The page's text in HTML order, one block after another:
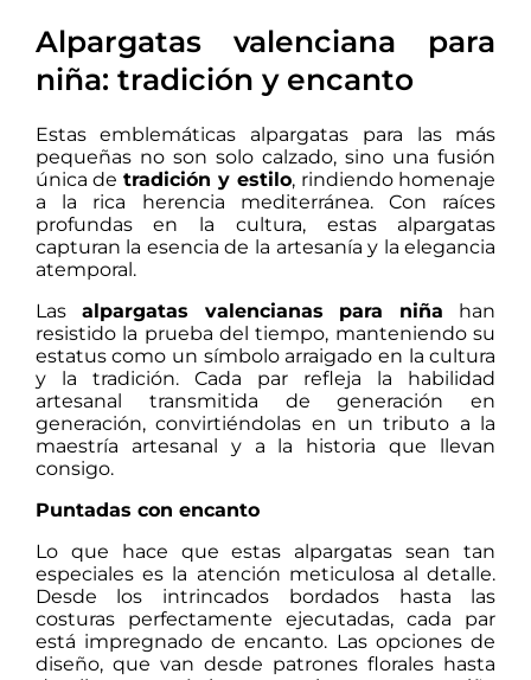
Alpargatas valenciana para
niña: tradición y encanto
Estas emblemáticas alpargatas para las más
pequeñas no son solo calzado, sino una fusión
única detradición y estilo, rindiendo homenaje
a la rica herencia mediterránea. Con raíces
profundas en la cultura, estas alpargatas
capturan la esencia de la artesanía y la elegancia
atemporal.
Las alpargatas valencianas para niña han
resistido la prueba del tiempo, manteniendo su
estatus como un símbolo arraigado en la cultura
y la tradición. Cada par refleja la habilidad
artesanal transmitida de generación en
generación, convirtiéndolas en un tributo a la
maestría artesanal y a la historia que llevan
consigo.
Puntadas con encanto
Lo que hace que estas alpargatas sean tan
especiales es la atención meticulosa al detalle.
Desde los intrincados bordados hasta las
costuras perfectamente ejecutadas, cada par
está impregnado de encanto. Las opciones de
diseño, que van desde patrones florales hasta